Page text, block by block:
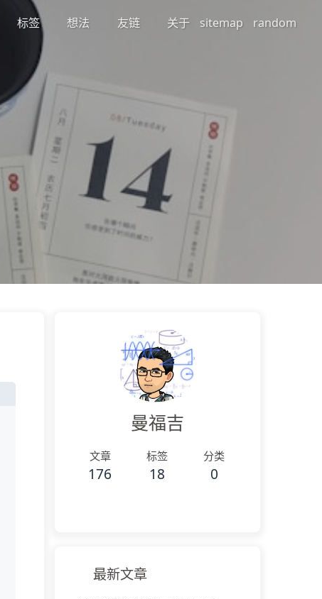
标签 想法 友链 关于 sitemap random
曼福吉
文章
176
标签
18
分类
0
最新文章